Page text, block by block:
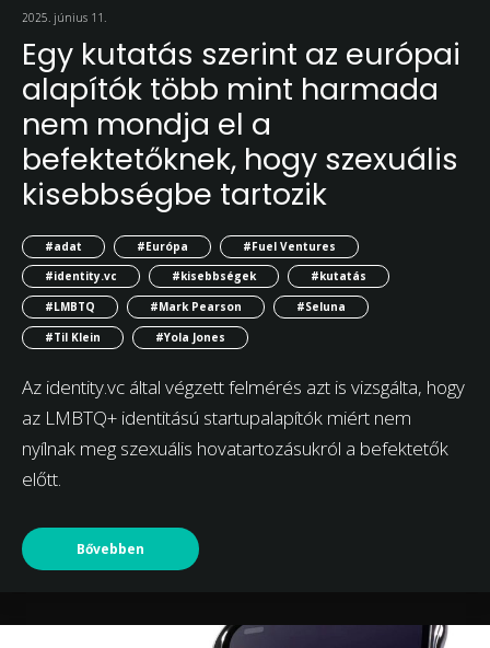
2025. június 11.
Egy kutatás szerint az európai
alapítók több mint harmada
nem mondja el a
befektetőknek, hogy szexuális
kisebbségbe tartozik
#adat #Európa
#Fuel Ventures
#identity.vc
#kisebbségek
#kutatás
#LMBTQ
#Mark Pearson
#Seluna
#Til Klein
#Yola Jones
Az identity.vc által végzett felmérés azt is vizsgálta, hogy
az LMBTQ+ identitású startupalapítók miért nem
nyílnak meg szexuális hovatartozásukról a befektetők
előtt.
Bővebben